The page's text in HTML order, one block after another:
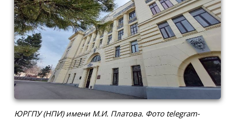
ЮРГПУ (НПИ) имени М.И. Платова. Фото telegram-